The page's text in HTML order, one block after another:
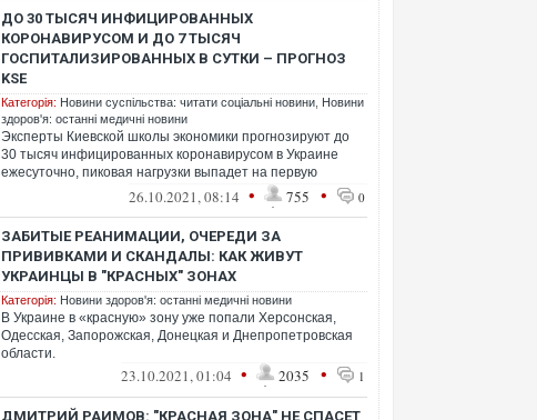
ДО 30 ТЫСЯЧ ИНФИЦИРОВАННЫХ
КОРОНАВИРУСОМ И ДО 7 ТЫСЯЧ
ГОСПИТАЛИЗИРОВАННЫХ В СУТКИ – ПРОГНОЗ
KSE
Категорія: Новини суспільства: читати соціальні новини Новини
здоров'я: останні медичні новини
Эксперты Киевской школы экономики прогнозируют до
30 тысяч инфицированных коронавирусом в Украине
ежесуточно, пиковая нагрузки выпадет на первую
26.10.2021, 08:14 • 755 • 0
ЗАБИТЫЕ РЕАНИМАЦИИ, ОЧЕРЕДИ ЗА
ПРИВИВКАМИ И СКАНДАЛЫ: КАК ЖИВУТ
УКРАИНЦЫ В "КРАСНЫХ" ЗОНАХ
Категорія: Новини здоров'я: останні медичні новини
В Украине в «красную» зону уже попали Херсонская,
Одесская, Запорожская, Донецкая и Днепропетровская
области.
23.10.2021, 01:04 • 2035 • 1
ДМИТРИЙ РАИМОВ: "КРАСНАЯ ЗОНА" НЕ СПАСЕТ